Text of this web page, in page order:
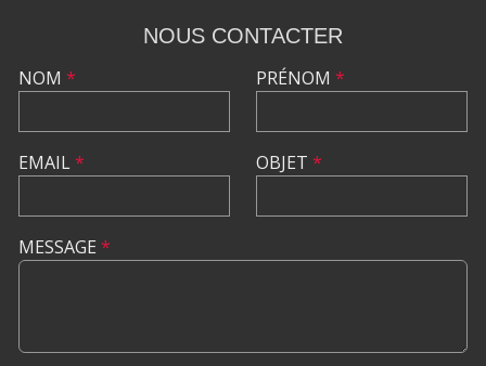
NOUS CONTACTER
NOM *
EMAIL*
PRÉNOM *
OBJET *
MESSAGE *